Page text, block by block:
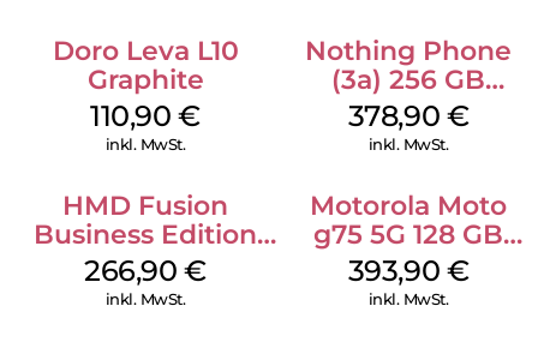
Doro Leva L10
Graphite
110,90€
inkl. MwSt.
Nothing Phone
(3a) 256 GB
Black
378,90 €
inkl. MwSt.
HMD Fusion
Business Edition
256 GB Grey
266,90€
inkl. MwSt.
Motorola Moto
g75 5G 128 GB
Charcoal Gray
393,90 €
inkl. MwSt.